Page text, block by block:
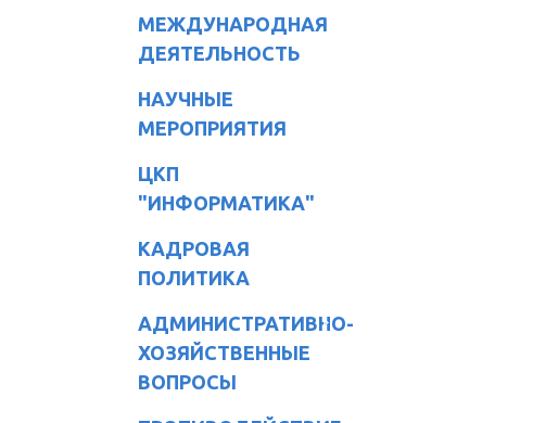
МЕЖДУНАРОДНАЯ
ДЕЯТЕЛЬНОСТЬ
НАУЧНЫЕ
МЕРОПРИЯТИЯ
ЦКП
"ИНФОРМАТИКА"
КАДРОВАЯ
ПОЛИТИКА
АДМИНИСТРАТИВНО-
ХОЗЯЙСТВЕННЫЕ
ВОПРОСЫ